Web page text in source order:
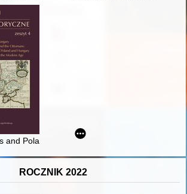
and Poland's participation in the struggles
ROCZNIK 2022